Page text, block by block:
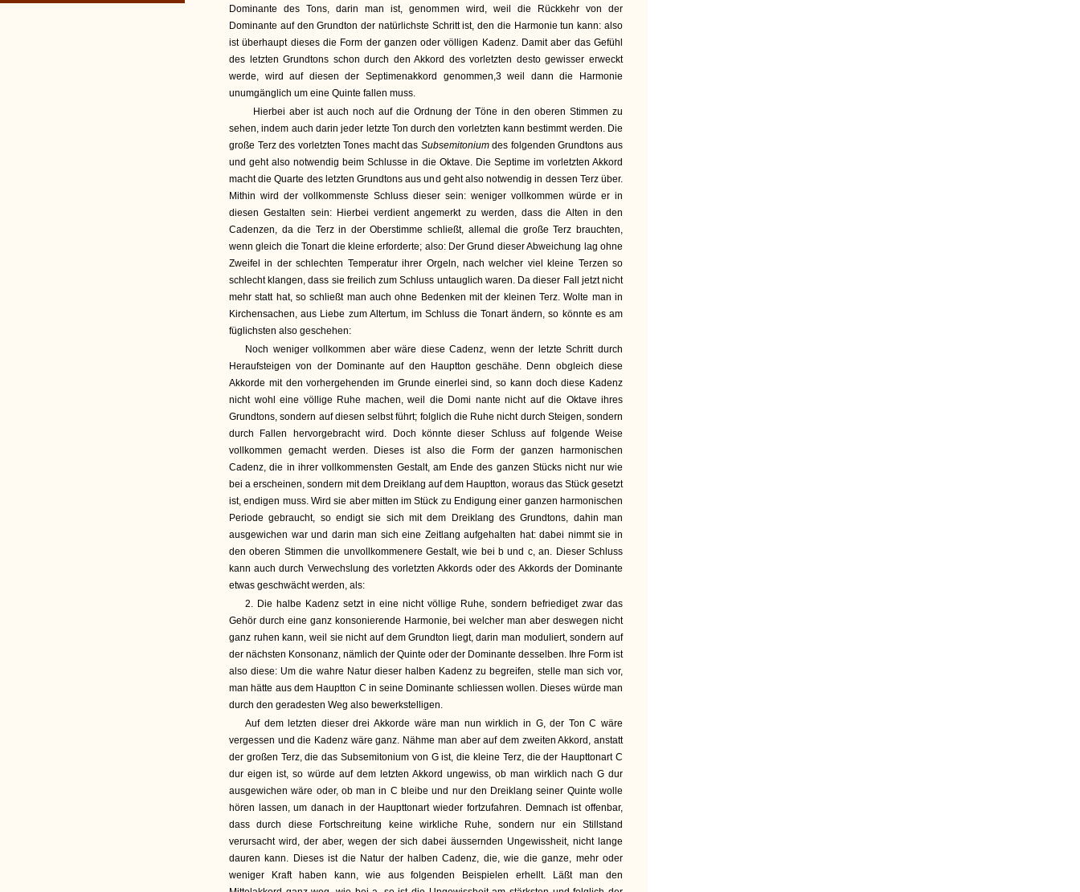
Dominante des Tons, darin man ist, genommen wird, weil die Rückkehr von der
Dominante auf den Grundton der natürlichste Schritt ist, den die Harmonie tun kann: also
ist überhaupt dieses die Form der ganzen oder völligen Kadenz. Damit aber das Gefühl
des letzten Grundtons schon durch den Akkord des vorletzten desto gewisser erweckt
werde, wird auf diesen der Septimenakkord genommen,3 weil dann die Harmonie
unumgänglich um eine Quinte fallen muss.
Hierbei aber ist auch noch auf die Ordnung der Töne in den oberen Stimmen zu
sehen, indem auch darin jeder letzte Ton durch den vorletzten kann bestimmt werden. Die
große Terz des vorletzten Tones macht das Subsemitoniumdes folgenden Grundtons aus
und geht also notwendig beim Schlusse in die Oktave. Die Septime im vorletzten Akkord
macht die Quarte des letzten Grundtons aus und geht also notwendig in dessen Terz über.
Mithin wird der vollkommenste Schluss dieser sein: weniger vollkommen würde er in
diesen Gestalten sein: Hierbei verdient angemerkt zu werden, dass die Alten in den
Cadenzen, da die Terz in der Oberstimme schließt, allemal die große Terz brauchten,
wenn gleich die Tonart die kleine erforderte; also: Der Grund dieser Abweichung lag ohne
Zweifel in der schlechten Temperatur ihrer Orgeln, nach welcher viel kleine Terzen so
schlecht klangen, dass sie freilich zum Schluss untauglich waren. Da dieser Fall jetzt nicht
mehr statt hat, so schließt man auch ohne Bedenken mit der kleinen Terz. Wolte man in
Kirchensachen, aus Liebe zum Altertum, im Schluss die Tonart ändern, so könnte es am
füglichsten also geschehen:
Noch weniger vollkommen aber wäre diese Cadenz, wenn der letzte Schritt durch
Heraufsteigen von der Dominante auf den Hauptton geschähe. Denn obgleich diese
Akkorde mit den vorhergehenden im Grunde einerlei sind, so kann doch diese Kadenz
nicht wohl eine völlige Ruhe machen, weil die Domi nante nicht auf die Oktave ihres
Grundtons, sondern auf diesen selbst führt; folglich die Ruhe nicht durch Steigen, sondern
durch Fallen hervorgebracht wird. Doch könnte dieser Schluss auf folgende Weise
vollkommen gemacht werden. Dieses ist also die Form der ganzen harmonischen
Cadenz, die in ihrer vollkommensten Gestalt, am Ende des ganzen Stücks nicht nur wie
bei a erscheinen, sondern mit dem Dreiklang auf dem Hauptton, woraus das Stück gesetzt
ist, endigen muss. Wird sie aber mitten im Stück zu Endigung einer ganzen harmonischen
Periode gebraucht, so endigt sie sich mit dem Dreiklang des Grundtons, dahin man
ausgewichen war und darin man sich eine Zeitlang aufgehalten hat: dabei nimmt sie in
den oberen Stimmen die unvollkommenere Gestalt, wie bei b und c, an. Dieser Schluss
kann auch durch Verwechslung des vorletzten Akkords oder des Akkords der Dominante
etwas geschwächt werden, als:
2. Die halbe Kadenz setzt in eine nicht völlige Ruhe, sondern befriediget zwar das
Gehör durch eine ganz konsonierende Harmonie, bei welcher man aber deswegen nicht
ganz ruhen kann, weil sie nicht auf dem Grundton liegt, darin man moduliert, sondern auf
der nächsten Konsonanz, nämlich der Quinte oder der Dominante desselben. Ihre Form ist
also diese: Um die wahre Natur dieser halben Kadenz zu begreifen, stelle man sich vor,
man hätte aus dem Hauptton C in seine Dominante schliessen wollen. Dieses würde man
durch den geradesten Weg also bewerkstelligen.
Auf dem letzten dieser drei Akkorde wäre man nun wirklich in G, der Ton C wäre
vergessen und die Kadenz wäre ganz. Nähme man aber auf dem zweiten Akkord, anstatt
der großen Terz, die das Subsemitonium von G ist, die kleine Terz, die der Haupttonart C
dur eigen ist, so würde auf dem letzten Akkord ungewiss, ob man wirklich nach G dur
ausgewichen wäre oder, ob man in C bleibe und nur den Dreiklang seiner Quinte wolle
hören lassen, um danach in der Haupttonart wieder fortzufahren. Demnach ist offenbar,
dass durch diese Fortschreitung keine wirkliche Ruhe, sondern nur ein Stillstand
verursacht wird, der aber, wegen der sich dabei äussernden Ungewissheit, nicht lange
dauren kann. Dieses ist die Natur der halben Cadenz, die, wie die ganze, mehr oder
weniger Kraft haben kann, wie aus folgenden Beispielen erhellt. Läßt man den